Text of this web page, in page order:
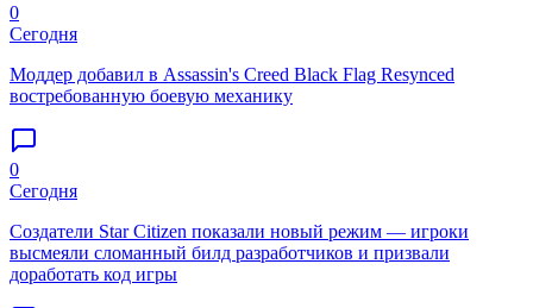
0
Сегодня
Моддер добавил в Assassin's Creed Black Flag Resynced
востребованную боевую механику
0
Сегодня
Создатели Star Citizen показали новый режим — игроки
высмеяли сломанный билд разработчиков и призвали
доработать код игры